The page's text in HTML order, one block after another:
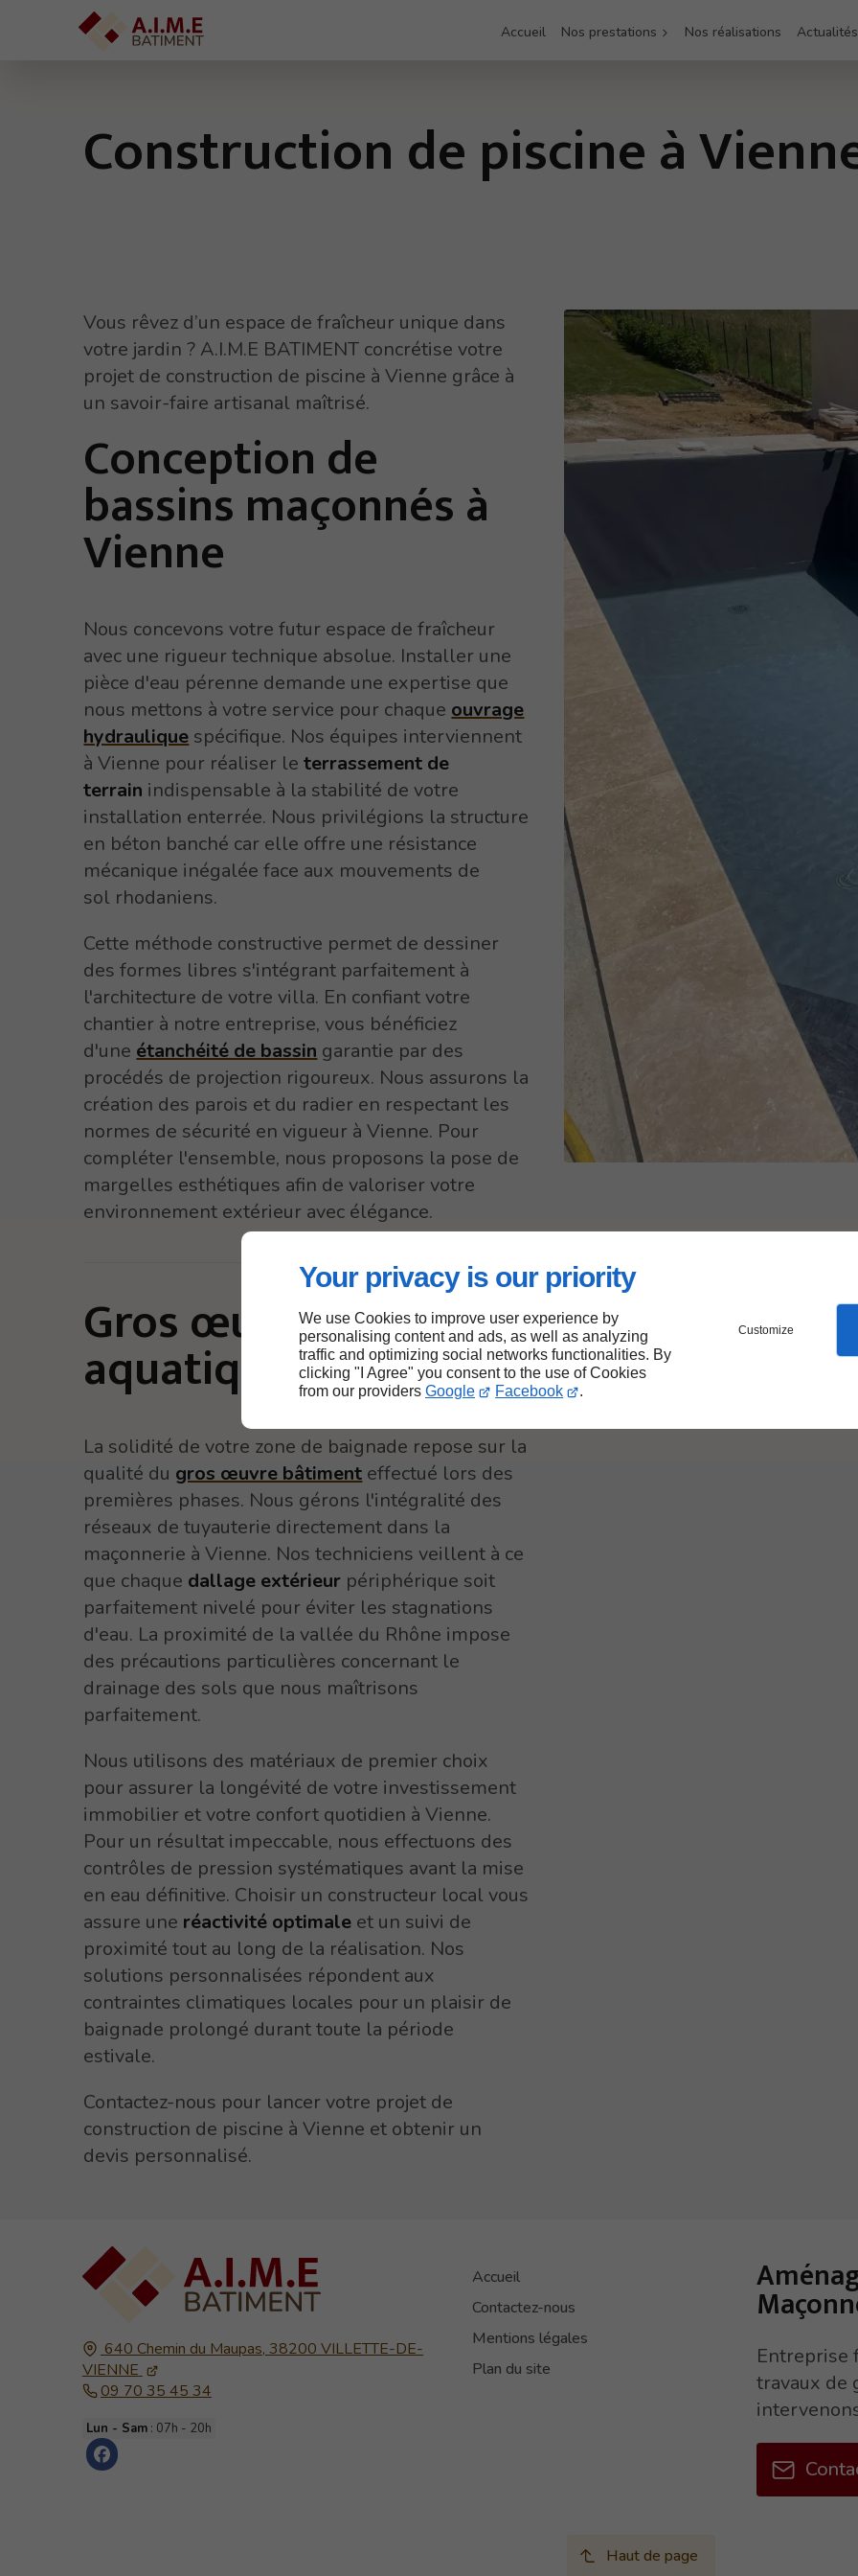
Your privacy is our priority
We use Cookies to improve user experience by
personalising content and ads, as well as analyzing
traffic and optimizing social networks functionalities. By
clicking "I Agree" you consent to the use of Cookies
from our providers Google Facebook .
Customize
Accueil Nos prestations Nos réalisations Actualités
Construction de piscine à
Vous rêvez d’un espace de fraîcheur unique dans
votre jardin ? A.I.M.E BATIMENT concrétise votre
projet de construction de piscine à Vienne grâce à
un savoir-faire artisanal maîtrisé.
Conception de
bassins maçonnés à
Vienne
Nous concevons votre futur espace de fraîcheur
avec une rigueur technique absolue. Installer une
pièce d'eau pérenne demande une expertise que
nous mettons à votre service pour chaqueouvrage
hydrauliquespécifique. Nos équipes interviennent
à Vienne pour réaliser leterrassement de
terrain indispensable à la stabilité de votre
installation enterrée. Nous privilégions la structure
en béton banché car elle offre une résistance
mécanique inégalée face aux mouvements de
sol rhodaniens.
Cette méthode constructive permet de dessiner
des formes libres s'intégrant parfaitement à
l'architecture de votre villa. En confiant votre
chantier à notre entreprise, vous bénéficiez
d'uneétanchéité de bassingarantie par des
procédés de projection rigoureux. Nous assurons la
création des parois et du radier en respectant les
normes de sécurité en vigueur à Vienne. Pour
compléter l'ensemble, nous proposons la pose de
margelles esthétiques afin de valoriser votre
environnement extérieur avec élégance.
Gros œuvre
aquatique à Vienne
La solidité de votre zone de baignade repose sur la
qualité du gros œuvre bâtiment effectué lors des
premières phases. Nous gérons l'intégralité des
réseaux de tuyauterie directement dans la
maçonnerie à Vienne. Nos techniciens veillent à ce
que chaque dallage extérieur périphérique soit
parfaitement nivelé pour éviter les stagnations
d'eau. La proximité de la vallée du Rhône impose
des précautions particulières concernant le
drainage des sols que nous maîtrisons
parfaitement.
Nous utilisons des matériaux de premier choix
pour assurer la longévité de votre investissement
immobilier et votre confort quotidien à Vienne.
Pour un résultat impeccable, nous effectuons des
contrôles de pression systématiques avant la mise
en eau définitive. Choisir un constructeur local vous
assure une réactivité optimale et un suivi de
proximité tout au long de la réalisation. Nos
solutions personnalisées répondent aux
contraintes climatiques locales pour un plaisir de
baignade prolongé durant toute la période
estivale.
Contactez-nous pour lancer votre projet de
construction de piscine à Vienne et obtenir un
devis personnalisé.
640 Chemin du Maupas, 38200 VILLETTE-DE-
VIENNE
09 70 35 45 34
Lun - Sam: 07h - 20h
Accueil
Contactez-nous
Mentions légales
Plan du site
Entreprise
travaux de
Haut de page